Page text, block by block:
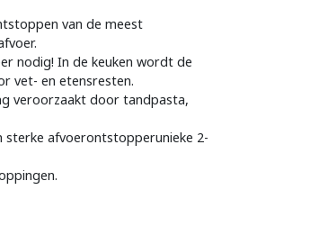
van de meest
nodig! In de keuken wordt de
vet- en etensresten.
veroorzaakt door tandpasta,
afvoerontstopperunieke 2-